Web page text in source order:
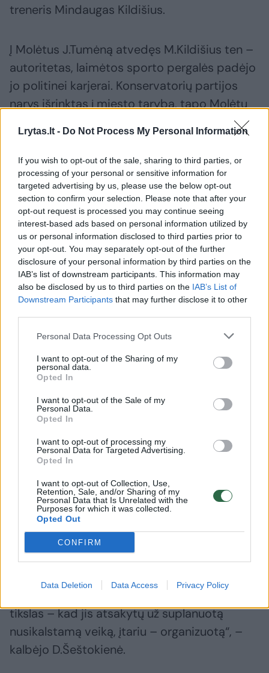
Lrytas.lt - Do Not Process My Personal Information
If you wish to opt-out of the sale, sharing to third parties, or
processing of your personal or sensitive information for
targeted advertising by us, please use the below opt-out
section to confirm your selection. Please note that after your
opt-out request is processed you may continue seeing
interest-based ads based on personal information utilized by
us or personal information disclosed to third parties prior to
your opt-out. You may separately opt-out of the further
disclosure of your personal information by third parties on the
IAB’s list of downstream participants. This information may
also be disclosed by us to third parties on the IAB’s List of
Downstream Participants that may further disclose it to other
Personal Data Processing Opt Outs
I want to opt-out of the Sharing of my
personal data.
Opted In
I want to opt-out of the Sale of my
Personal Data.
Opted In
I want to opt-out of processing my
Personal Data for Targeted Advertising.
Opted In
I want to opt-out of Collection, Use,
Retention, Sale, and/or Sharing of my
Personal Data that Is Unrelated with the
Purposes for which it was collected.
Opted Out
CONFIRM
Data Deletion Data Access Privacy Policy
treneris Mindaugas Kildišius.
Į Molėtus J.Tumėną atvedęs M.Kildišius ten –
autoritetas, laimėtos sporto pergalės padėjo
jo politinei karjerai. Konservatorių partijos
narys išrinktas į miesto tarybą, tapo Molėtų
Įtraukė ir artimuosius
Gandas apie fantastiškas palūkanas žaibiškai
sklido tarp šalies sportininkų, trenerių, jų
draugų.
Vieno garsaus krepšininko artimasis ryžosi
parduoti butą, o pinigus patikėjo J.Tumėnui.
„J.Tumėnas žadėjo, kad viskas bus gerai. Tad
mano artimas žmogus pardavė butą. Dabar
jo sveikata labai pašlijusi. Manau, J.Tumėnas
įplaukų, ji lūžo“, – kalbėjo krepšininkas.
Buvusio krepšininko K.Šeštoko ir jo žmonos
Dianos motinos bei garbaus amžiaus
kaimynas ūkininkas taip pat norėjo paauginti
savo santaupas, sukauptas iš pensijų.
D.Šeštokienė juos atkalbėjo.
„Manęs skola nesužlugdys, bet yra žmonių,
kurie prarado visas santaupas ir dar skolinosi,
jiems J.Tumėnas gyvenimą sulaužė. Mano
tikslas – kad jis atsakytų už suplanuotą
nusikalstamą veiką, įtariu – organizuotą“, –
kalbėjo D.Šeštokienė.